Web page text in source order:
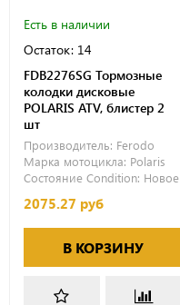
Есть в наличии
Остаток: 14
FDB2276SG Тормозные
колодки дисковые
POLARIS ATV, блистер 2
шт
Производитель: Ferodo
Марка мотоцикла: Polaris
Состояние Condition: Новое
2075.27 руб
В КОРЗИНУ